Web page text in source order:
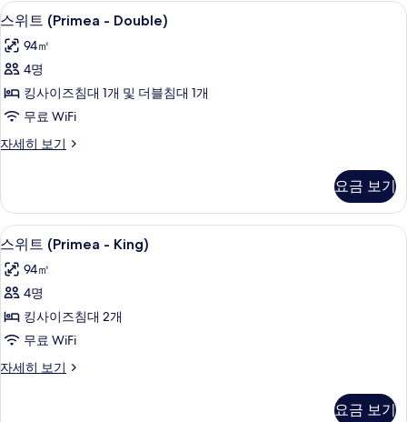
진
모
두
보
기
스
트
자
히
보
스
위
트
(Primea
-
Double)
사
두
보
기
미니바, 객실 내 금고, 책상, 노트북 작
4
스위트 (Primea - Double)
94㎡
4명
킹사이즈침대 1개 및 더블침대 1개
무료 WiFi
자세히 보기
스
-
Double)
자
히
보
요금 보기
스
위
트
(Primea
-
King)
사
미니바, 객실 내 금고, 책상, 노트북 작
7
스위트 (Primea - King)
94㎡
4명
킹사이즈침대 2개
무료 WiFi
자세히 보기
스
요금 보기